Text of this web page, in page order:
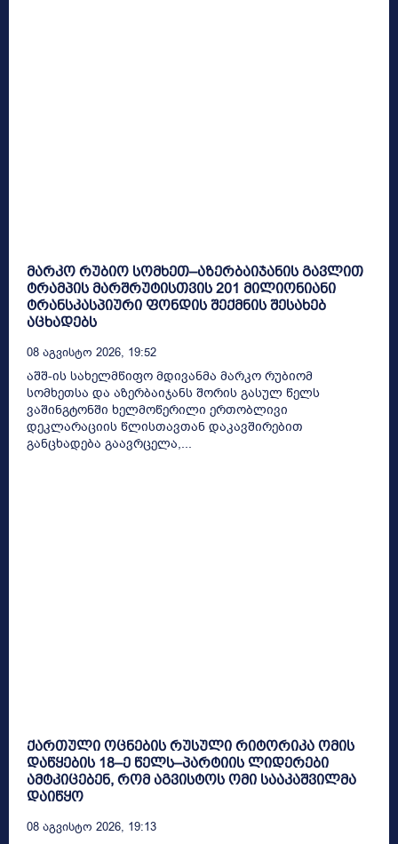
მარკო რუბიო სომხეთ–აზერბაიჯანის გავლით
ტრამპის მარშრუტისთვის 201 მილიონიანი
ტრანსკასპიური ფონდის შექმნის შესახებ
აცხადებს
08 Აგვისტო 2026, 19:52
აშშ-ის სახელმწიფო მდივანმა მარკო რუბიომ
სომხეთსა და აზერბაიჯანს შორის გასულ წელს
ვაშინგტონში ხელმოწერილი ერთობლივი
დეკლარაციის წლისთავთან დაკავშირებით
განცხადება გაავრცელა,...
ქართული ოცნების რუსული რიტორიკა ომის
დაწყების 18–ე წელს–პარტიის ლიდერები
ამტკიცებენ, რომ აგვისტოს ომი სააკაშვილმა
დაიწყო
08 Აგვისტო 2026, 19:13